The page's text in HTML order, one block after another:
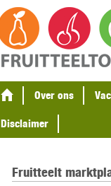
Over ons
Disclaimer
Fruitteelt